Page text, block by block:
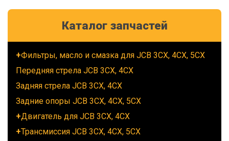
Каталог запчастей
Фильтры, масло и смазка для JCB 3CX, 4CX, 5CX
Передняя стрела JCB 3CX, 4CX
Задняя стрела JCB 3CX, 4CX
Задние опоры JCB 3CX, 4CX, 5CX
Двигатель для JCB 3CX, 4CX
Трансмиссия JCB 3CX, 4CX, 5CX